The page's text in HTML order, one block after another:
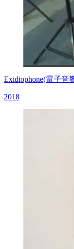
Exidiophone(電子音
2018